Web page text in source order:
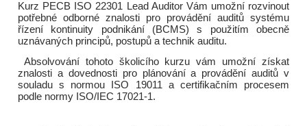
Kurz PECB ISO 22301 Lead Auditor Vám umožní rozvinout
potřebné odborné znalosti pro provádění auditů systému
řízení kontinuity podnikání (BCMS) s použitím obecně
uznávaných principů, postupů a technik auditu.
Absolvování tohoto školicího kurzu vám umožní získat
znalosti a dovednosti pro plánování a provádění auditů v
souladu s normou ISO 19011 a certifikačním procesem
podle normy ISO/IEC 17021-1.